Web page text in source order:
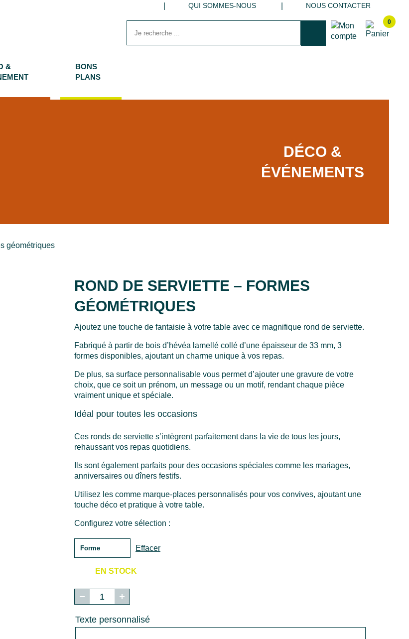
&
BONS
PLANS
QUI SOMMES-NOUS NOUS CONTACTER
0
DÉCO &
ÉVÉNEMENTS
géométriques
ROND DE SERVIETTE – FORMES
GÉOMÉTRIQUES
Ajoutez une touche de fantaisie à votre table avec ce magnifique rond de serviette.
Fabriqué à partir de bois d’hévéa lamellé collé d’une épaisseur de 33 mm, 3
formes disponibles, ajoutant un charme unique à vos repas.
De plus, sa surface personnalisable vous permet d’ajouter une gravure de votre
choix, que ce soit un prénom, un message ou un motif, rendant chaque pièce
vraiment unique et spéciale.
Idéal pour toutes les occasions
Ces ronds de serviette s’intègrent parfaitement dans la vie de tous les jours,
rehaussant vos repas quotidiens.
Ils sont également parfaits pour des occasions spéciales comme les mariages,
anniversaires ou dîners festifs.
Utilisez les comme marque-places personnalisés pour vos convives, ajoutant une
touche déco et pratique à votre table.
Configurez votre sélection :
Effacer
EN STOCK
Texte personnalisé
quantité
de
Rond
de